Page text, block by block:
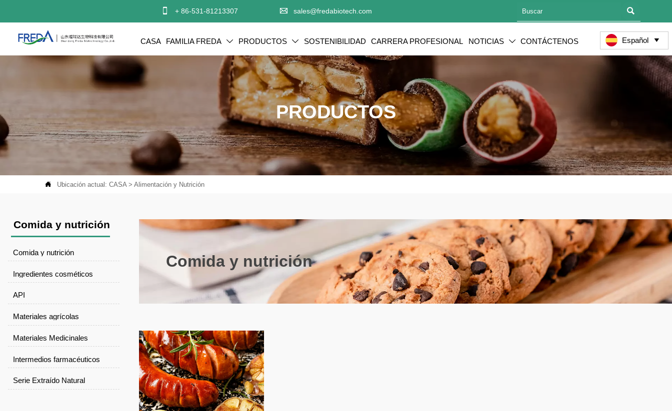
 + 86-531-81213307  sales@fredabiotech.com 
CASA FAMILIA FREDA  PRODUCTOS  SOSTENIBILIDAD CARRERA PROFESIONAL NOTICIAS  CONTÁCTENOS Español 
PRODUCTOS
 Ubicación actual:CASA >Alimentación y Nutrición
Comida y nutrición
Comida y nutrición
Ingredientes cosméticos
API
Materiales agrícolas
Materiales Medicinales
Intermedios farmacéuticos
Serie Extraído Natural
Comida y nutrición